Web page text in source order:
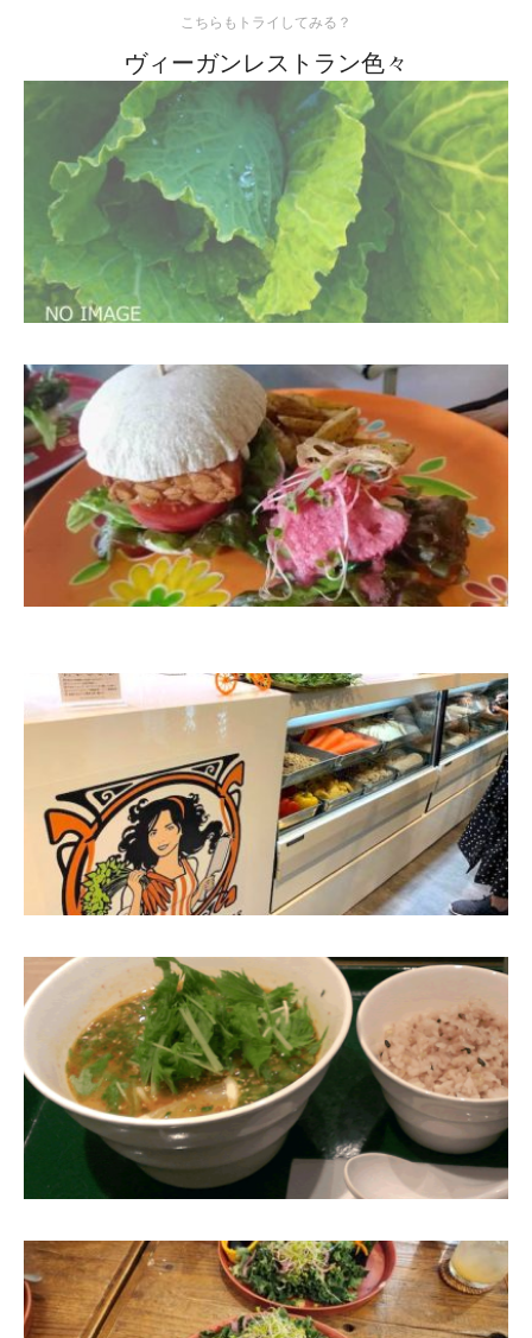
こちらもトライしてみる？
ヴィーガンレストラン色々